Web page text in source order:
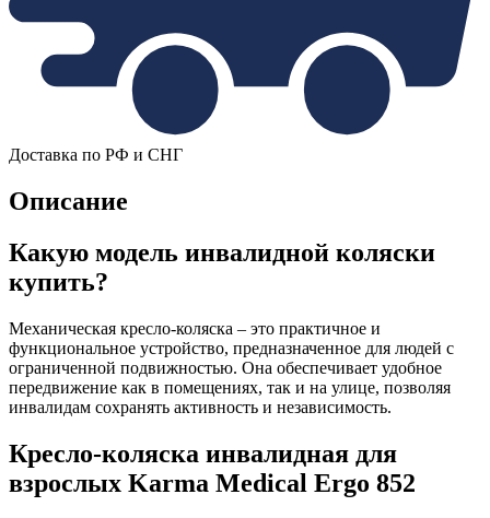
Доставка по РФ и СНГ
Описание
Какую модель инвалидной коляски
купить?
Механическая кресло-коляска – это практичное и
функциональное устройство, предназначенное для людей с
ограниченной подвижностью. Она обеспечивает удобное
передвижение как в помещениях, так и на улице, позволяя
инвалидам сохранять активность и независимость.
Кресло-коляска инвалидная для
взрослых Karma Medical Ergo 852